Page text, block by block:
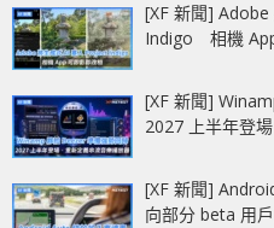
[XF 新聞]
Indigo 相機
[XF 新聞]
2027 上半年登
[XF 新聞]
向部分 beta 用